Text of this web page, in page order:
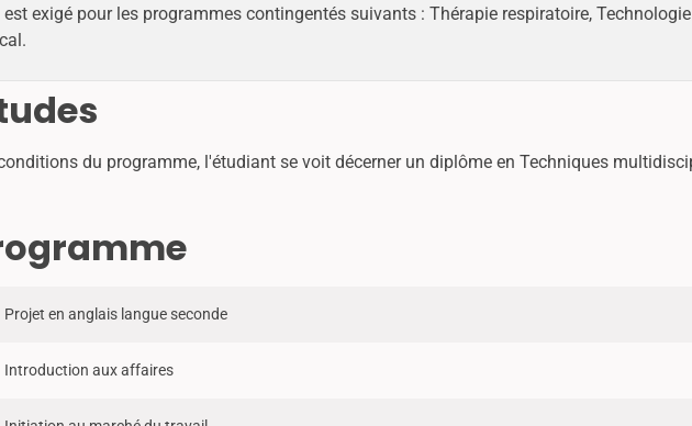
est exigé pour les programmes contingentés suivants : Thérapie respiratoire,
du programme, l'étudiant se voit décerner un diplôme en Techniques
Projet en anglais langue seconde
Introduction aux affaires